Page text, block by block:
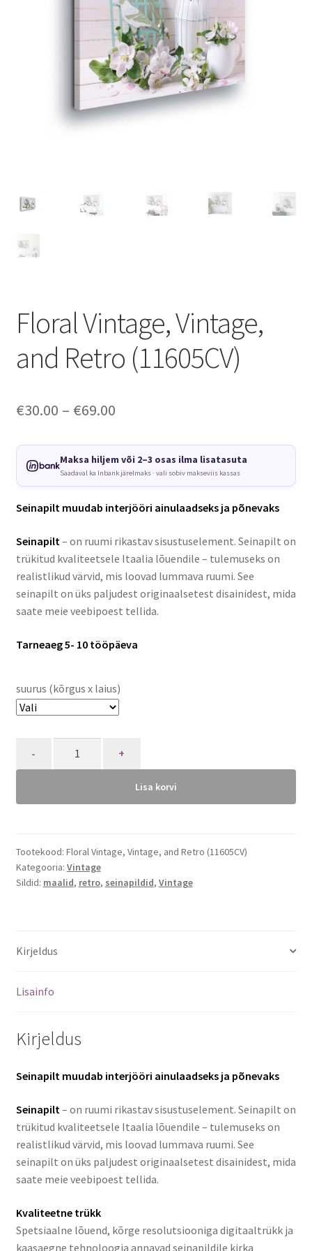
Floral Vintage, Vintage,
and Retro (11605CV)
€30.00 – €69.00Price
€30.00
through
€69.00
Maksa hiljem või 2–3 osas ilma lisatasuta
Saadaval ka Inbank järelmaks · vali sobiv makseviis kassas
Seinapilt muudab interjööri ainulaadseks ja põnevaks
Seinapilt– on ruumi rikastav sisustuselement. Seinapilt on
trükitud kvaliteetsele Itaalia lõuendile – tulemuseks on
realistlikud värvid, mis loovad lummava ruumi. See
seinapilt on üks paljudest originaalsetest disainidest, mida
saate meie veebipoest tellida.
Tarneaeg 5- 10 tööpäeva
suurus (kõrgus x laius)
Lisa korvi
Tootekood: Floral Vintage, Vintage, and Retro (11605CV)
Kategooria: Vintage
Sildid: maalid, retro, seinapildid, Vintage
Kirjeldus
Lisainfo
Kirjeldus
Seinapilt muudab interjööri ainulaadseks ja põnevaks
Seinapilt– on ruumi rikastav sisustuselement. Seinapilt on
trükitud kvaliteetsele Itaalia lõuendile – tulemuseks on
realistlikud värvid, mis loovad lummava ruumi. See
seinapilt on üks paljudest originaalsetest disainidest, mida
saate meie veebipoest tellida.
Kvaliteetne trükk
Spetsiaalne lõuend, kõrge resolutsiooniga digitaaltrükk ja
kaasaegne tehnoloogia annavad seinapildile kirka